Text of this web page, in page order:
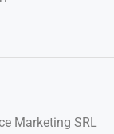
Marketing SRL